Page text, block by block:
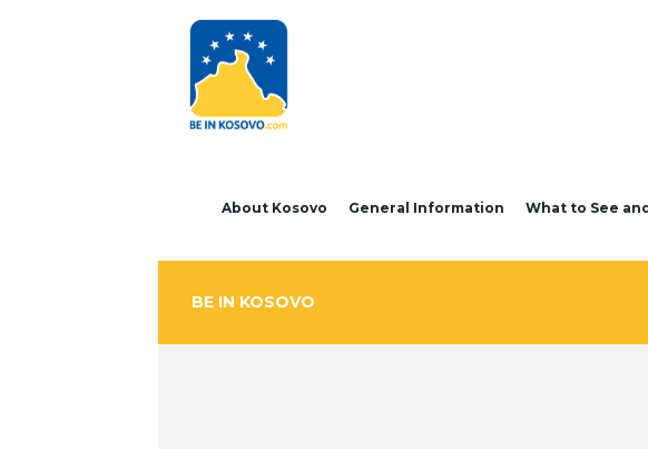
About Kosovo General Information What to See
BE IN KOSOVO